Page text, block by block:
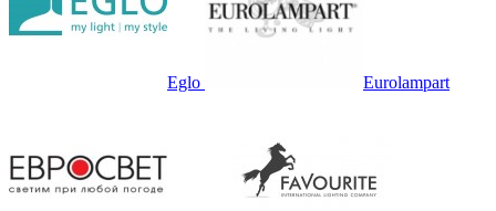
Eglo Eurolampart